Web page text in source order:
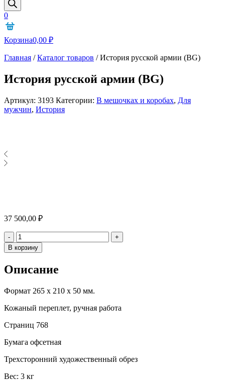
0
Корзина0,00 ₽
Главная /Каталог товаров /История русской армии (BG)
История русской армии (BG)
Артикул: 3193 Категории: В мешочках и коробах, Для
мужчин, История
37 500,00 ₽
- Количество
+
В корзину
Описание
Формат 265 х 210 х 50 мм.
Кожаный переплет, ручная работа
Страниц 768
Бумага офсетная
Трехсторонний художественный обрез
Вес: 3 кг